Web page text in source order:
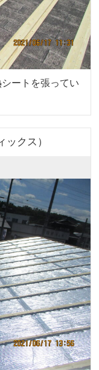
ートを張ってい
クス）